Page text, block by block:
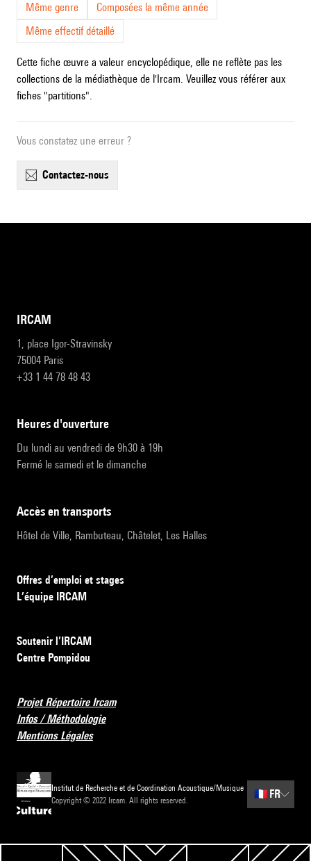
Même genre
Composées la même année
Même effectif détaillé
Cette fiche œuvre a valeur encyclopédique, elle ne reflète pas les
collections de la médiathèque de l'Ircam. Veuillez vous référer aux
fiches "partitions".
Vous constatez une erreur ?
contactez-nous
IRCAM
1, place Igor-Stravinsky
75004 Paris
+33 1 44 78 48 43
heures d'ouverture
Du lundi au vendredi de 9h30 à 19h
Fermé le samedi et le dimanche
accès en transports
Hôtel de Ville, Rambuteau, Châtelet, Les Halles
Offres d’emploi et stages
L’équipe IRCAM
Soutenir l’IRCAM
Centre Pompidou
Projet Répertoire Ircam
Infos / Méthodologie
Mentions Légales
Institut de Recherche et de Coordination Acoustique/Musique
Copyright © 2022 Ircam. All rights reserved.
🇫🇷 FR